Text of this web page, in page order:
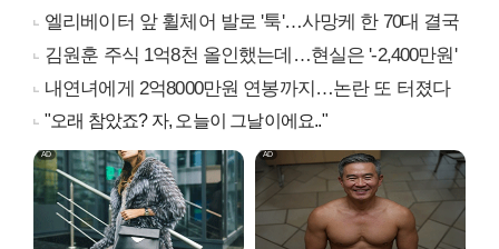
엘리베이터 앞 휠체어 발로 '툭'…사망케 한 70대 결국
김원훈 주식 1억8천 올인했는데…현실은 '-2,400만원'
내연녀에게 2억8000만원 연봉까지…논란 또 터졌다
"오래 참았죠? 자, 오늘이 그날이에요.."